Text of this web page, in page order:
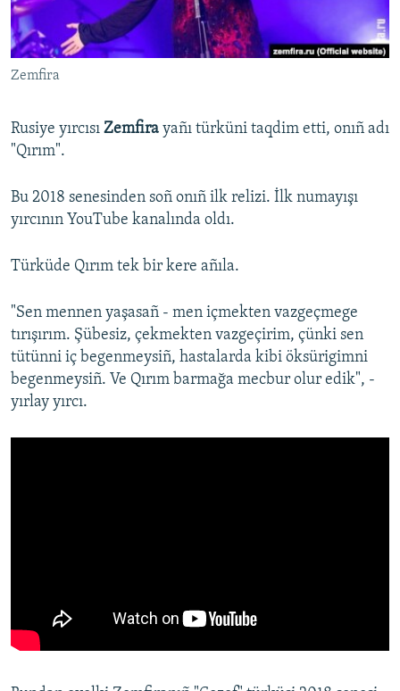
Русский
Українською
RFE/RS bütün saytları
Zemfira
Rusiye yırcısı Zemfira yañı türküni taqdim etti, onıñ adı
"Qırım".
Bu 2018 senesinden soñ onıñ ilk relizi. İlk numayışı
yırcının YouTube kanalında oldı.
Türküde Qırım tek bir kere añıla.
"Sen mennen yaşasañ - men içmekten vazgeçmege
tırışırım. Şübesiz, çekmekten vazgeçirim, çünki sen
tütünni iç begenmeysiñ, hastalarda kibi öksürigimni
begenmeysiñ. Ve Qırım barmağa mecbur olur edik", -
yırlay yırcı.